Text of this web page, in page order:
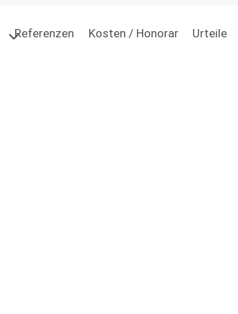
Referenzen Kosten / Honorar Urteile